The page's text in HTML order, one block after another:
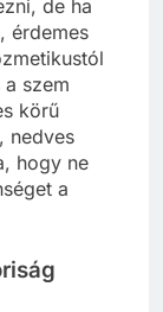
de ha
érdemes
szem
körű
nedves
hogy ne
a